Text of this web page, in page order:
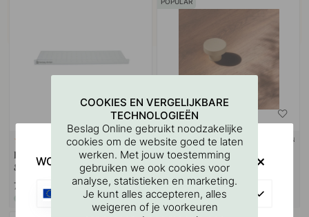
127
Boorsjabloon voor handgrepen
& Knoppen
7 €
Op voorraad
8 + KLEUREN
Toniton Circular Knop - Greige
13 €
Op voorraad
COOKIES EN VERGELIJKBARE
TECHNOLOGIEËN
Beslag Online gebruikt noodzakelijke
cookies om de website goed te laten
werken. Met jouw toestemming
gebruiken we ook cookies voor
analyse, statistieken en marketing.
Je kunt alles accepteren, alles
weigeren of je voorkeuren
WOULD YOU RATHER VISIT?